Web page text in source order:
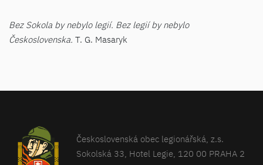
Bez Sokola by nebylo legií. Bez legií by nebylo
Československa. T. G. Masaryk
Československá obec legionářská, z.s.
Sokolská 33, Hotel Legie, 120 00 PRAHA 2